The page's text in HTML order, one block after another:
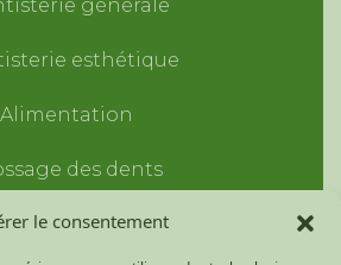
le consentement
générale
esthétique
Alimentation
des dents
dentaires